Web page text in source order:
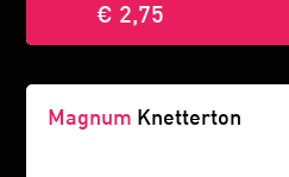
€ 2,75
Magnum Knetterton